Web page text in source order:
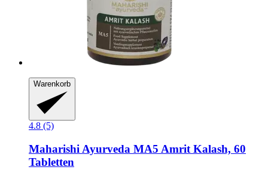
Warenkorb
4.8 (5)
Maharishi Ayurveda MA5 Amrit Kalash, 60
Tabletten